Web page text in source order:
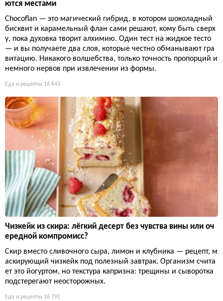
ются местами
Chocoflan — это магический гибрид, в котором шоколадный
бисквит и карамельный флан сами решают, кому быть сверх
у, пока духовка творит алхимию. Один тест на жидкое тесто
— и вы получаете два слоя, которые честно обманывают гра
витацию. Никакого волшебства, только точность пропорций и
немного нервов при извлечении из формы.
Еда и рецепты 16 643
Чизкейк из скира: лёгкий десерт без чувства вины или оч
ередной компромисс?
Скир вместо сливочного сыра, лимон и клубника — рецепт, м
аскирующий чизкейк под полезный завтрак. Организм счита
ет это йогуртом, но текстура капризна: трещины и сыворотка
подстерегают неосторожных.
Еда и рецепты 16 792